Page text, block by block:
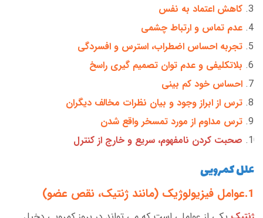
کاهش اعتماد به نفس
عدم تماس و ارتباط چشمی
تجربه احساس اضطراب، استرس و افسردگی
بلاتکلیفی و عدم توان تصمیم گیری راسخ
احساس خود کم بینی
ترس از ابراز وجود و بیان نظرات مخالف دیگران
ترس مداوم از مورد تمسخر واقع شدن
صحبت کردن نامفهوم، سریع و خارج از کنترل
علل کمرویی
1.عوامل فیزیولوژیک (مانند ژنتیک، نقص عضو)